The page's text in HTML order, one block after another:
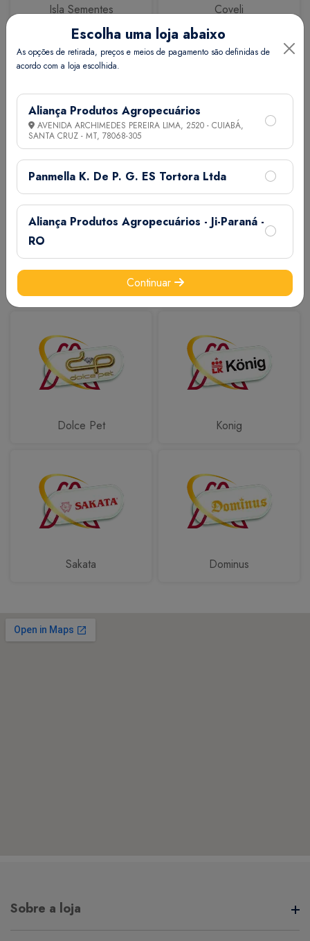
Isla Sementes Coveli
Calbos M7
Dolce Pet Konig
Sakata Dominus
Sobre a loja
Escolha uma loja abaixo
As opções de retirada, preços e meios de pagamento são definidas de
acordo com a loja escolhida.
Aliança Produtos Agropecuários
AVENIDA ARCHIMEDES PEREIRA LIMA, 2520 - CUIABÁ,
SANTA CRUZ - MT, 78068-305
Panmella K. De P. G. ES Tortora Ltda
Aliança Produtos Agropecuários - Ji-Paraná -
RO
Continuar